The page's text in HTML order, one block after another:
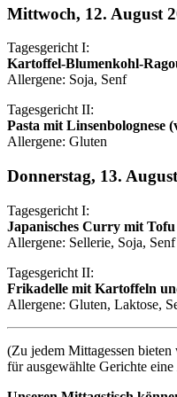
Mittwoch, 12. August
Tagesgericht I:
Kartoffel-Blumenkohl-
Allergene: Soja, Senf
Tagesgericht II:
Pasta mit Linsenbolognese
Allergene: Gluten
Donnerstag, 13.
Tagesgericht I:
Japanisches Curry mit Tofu
Allergene: Sellerie, Soja, Senf
Tagesgericht II:
Frikadelle mit Kartoffeln
Allergene: Gluten, Laktose,
(Zu jedem Mittagessen
für ausgewählte Gerichte eine